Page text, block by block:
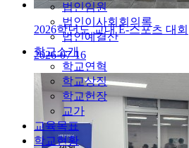
법인임원
법인이사회회의록
법인예결산
학교소개
학교연혁
학교상징
학교헌장
교가
교육목표
학교현황
2026학년도 교내 E-스포츠 대회
2026-07-16